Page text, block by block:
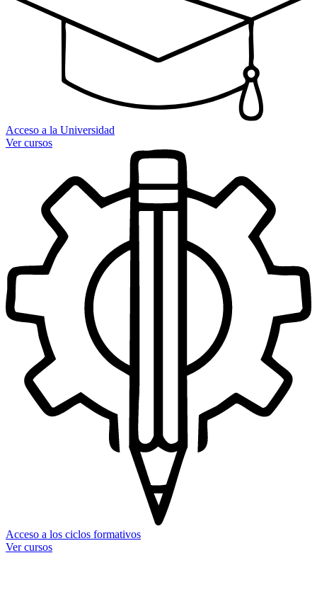
Acceso a la Universidad
Ver cursos
Acceso a los ciclos formativos
Ver cursos